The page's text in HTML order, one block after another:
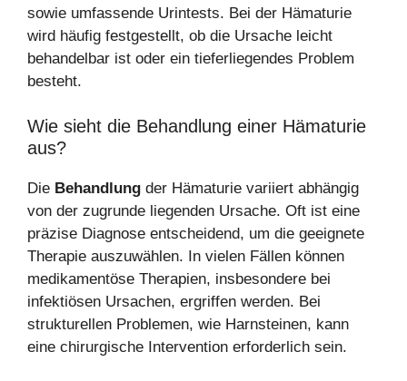
sowie umfassende Urintests. Bei der Hämaturie
wird häufig festgestellt, ob die Ursache leicht
behandelbar ist oder ein tieferliegendes Problem
besteht.
Wie sieht die Behandlung einer Hämaturie
aus?
Die Behandlung der Hämaturie variiert abhängig
von der zugrunde liegenden Ursache. Oft ist eine
präzise Diagnose entscheidend, um die geeignete
Therapie auszuwählen. In vielen Fällen können
medikamentöse Therapien, insbesondere bei
infektiösen Ursachen, ergriffen werden. Bei
strukturellen Problemen, wie Harnsteinen, kann
eine chirurgische Intervention erforderlich sein.